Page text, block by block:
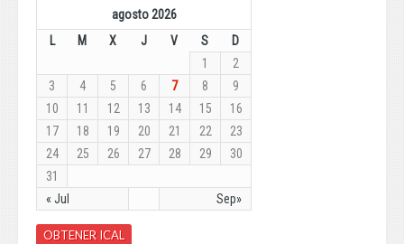
agosto 2026
L
M X J V S D
« Jul Sep»
1
2
3
4 5 6 7 8
9
10
11 12 13 14 15
16
17
18 19 20 21 22
23
24
25 26 27 28 29
30
31
OBTENER ICAL